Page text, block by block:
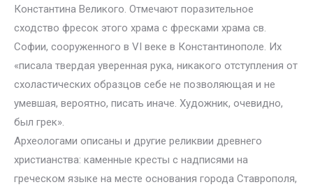
Константина Великого. Отмечают поразительное
сходство фресок этого храма с фресками храма св.
Софии, сооруженного в VI веке в Константинополе. Их
«писала твердая уверенная рука, никакого отступления от
схоластических образцов себе не позволяющая и не
умевшая, вероятно, писать иначе. Художник, очевидно,
был грек».
Археологами описаны и другие реликвии древнего
христианства: каменные кресты с надписями на
греческом языке на месте основания города Ставрополя,